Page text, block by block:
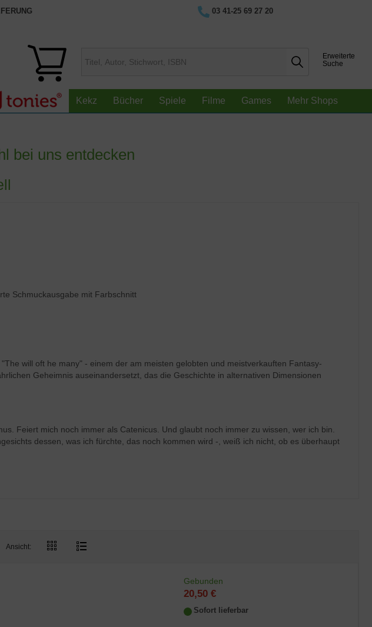
03 41-25 69 27 20
Erweiterte
Suche
Kekz Bücher Spiele Filme Games Mehr Shops
bei uns entdecken
Schmuckausgabe mit Farbschnitt
will oft he many" - einem der am meisten gelobten und meistverkauften Fantasy-
Geheimnis auseinandersetzt, das die Geschichte in alternativen Dimensionen
Feiert mich noch immer als Catenicus. Und glaubt noch immer zu wissen, wer ich bin.
dessen, was ich fürchte, das noch kommen wird -, weiß ich nicht, ob es überhaupt
Ansicht:
Gebunden
20,50 €
Sofort lieferbar